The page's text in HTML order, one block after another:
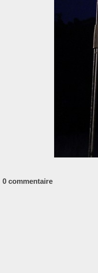
0 commentaire